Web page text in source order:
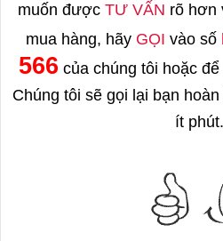
muốn được TƯ VẤN rõ hơn
mua hàng, hãy GỌI vào số
566 của chúng tôi hoặc
Chúng tôi sẽ gọi lại bạn hoàn
ít phút.